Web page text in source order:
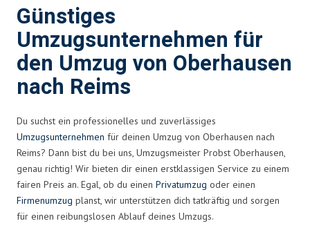
Günstiges
Umzugsunternehmen für
den Umzug von Oberhausen
nach Reims
Du suchst ein professionelles und zuverlässiges
Umzugsunternehmen für deinen Umzug von Oberhausen nach
Reims? Dann bist du bei uns, Umzugsmeister Probst Oberhausen,
genau richtig! Wir bieten dir einen erstklassigen Service zu einem
fairen Preis an. Egal, ob du einen Privatumzug oder einen
Firmenumzug planst, wir unterstützen dich tatkräftig und sorgen
für einen reibungslosen Ablauf deines Umzugs.